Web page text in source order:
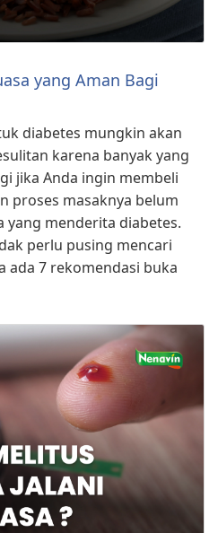
yang Aman Bagi
diabetes mungkin akan
karena banyak yang
jika Anda ingin membeli
proses masaknya belum
yang menderita diabetes.
perlu pusing mencari
ada 7 rekomendasi buka